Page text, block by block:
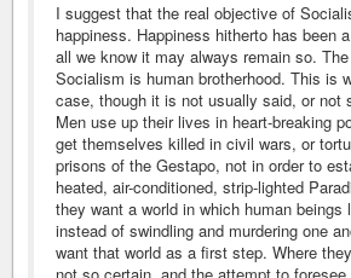
I suggest that the real objective of
happiness. Happiness hitherto has been
all we know it may always remain so.
Socialism is human brotherhood. This is
case, though it is not usually said, or not
Men use up their lives in heart-breaking
get themselves killed in civil wars, or
prisons of the Gestapo, not in order to
heated, air-conditioned, strip-lighted
they want a world in which human beings
instead of swindling and murdering one
want that world as a first step. Where